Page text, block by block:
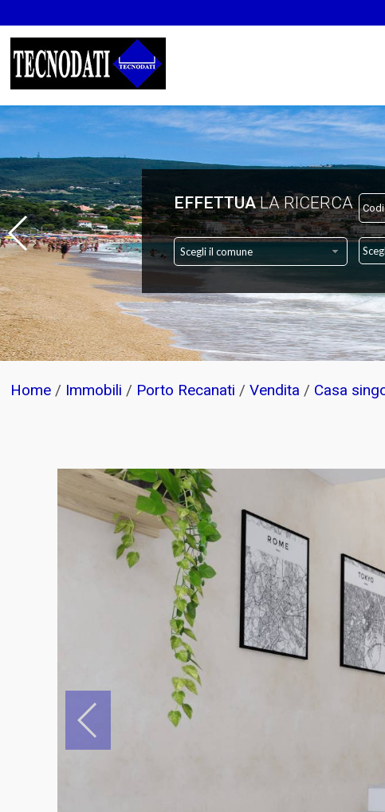
EFFETTUALA RICERCA
Scegli il comune
Home / Immobili / Porto Recanati /Vendita / Casa